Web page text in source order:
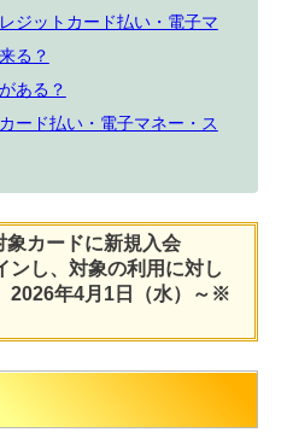
ジットカード払い・電子マ
る？
ある？
ード払い・電子マネー・ス
象カードに新規入会
し、対象の利用に対し
2026年4月1日（水）～※